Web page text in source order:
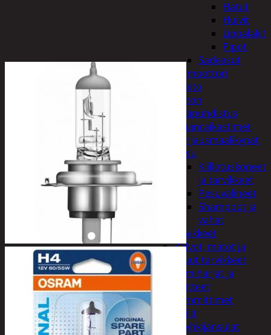
Hatut
Huivit
Lippalakit
Pipot
Sadeasut
Auto, vene ja moottori
Autonhoito
Auton
sisäpuhdistus
Ilmanraikastimet
Korjausmaalikynät
Pesu
Kiillotuskoneet
ja tarvikkeet
Pesuvälineet
Shampoot ja
vahat
Autotarvikkeet
Kalvot, matot ja
muut tarvikkeet
Lumiharjat ja
peitteet
Lämmittimet
Peilit
Pyyhkijänsulat